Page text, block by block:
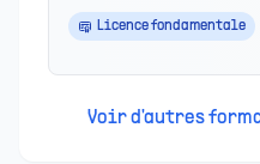
Licence fondamentale
Voir d'autres